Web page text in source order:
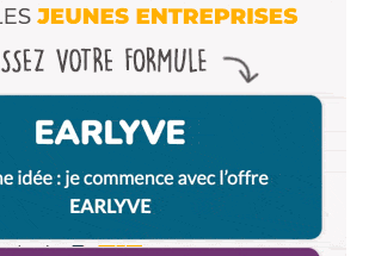
infos ! ça nous évitera de faire de
d’étudiants.
h 11 min